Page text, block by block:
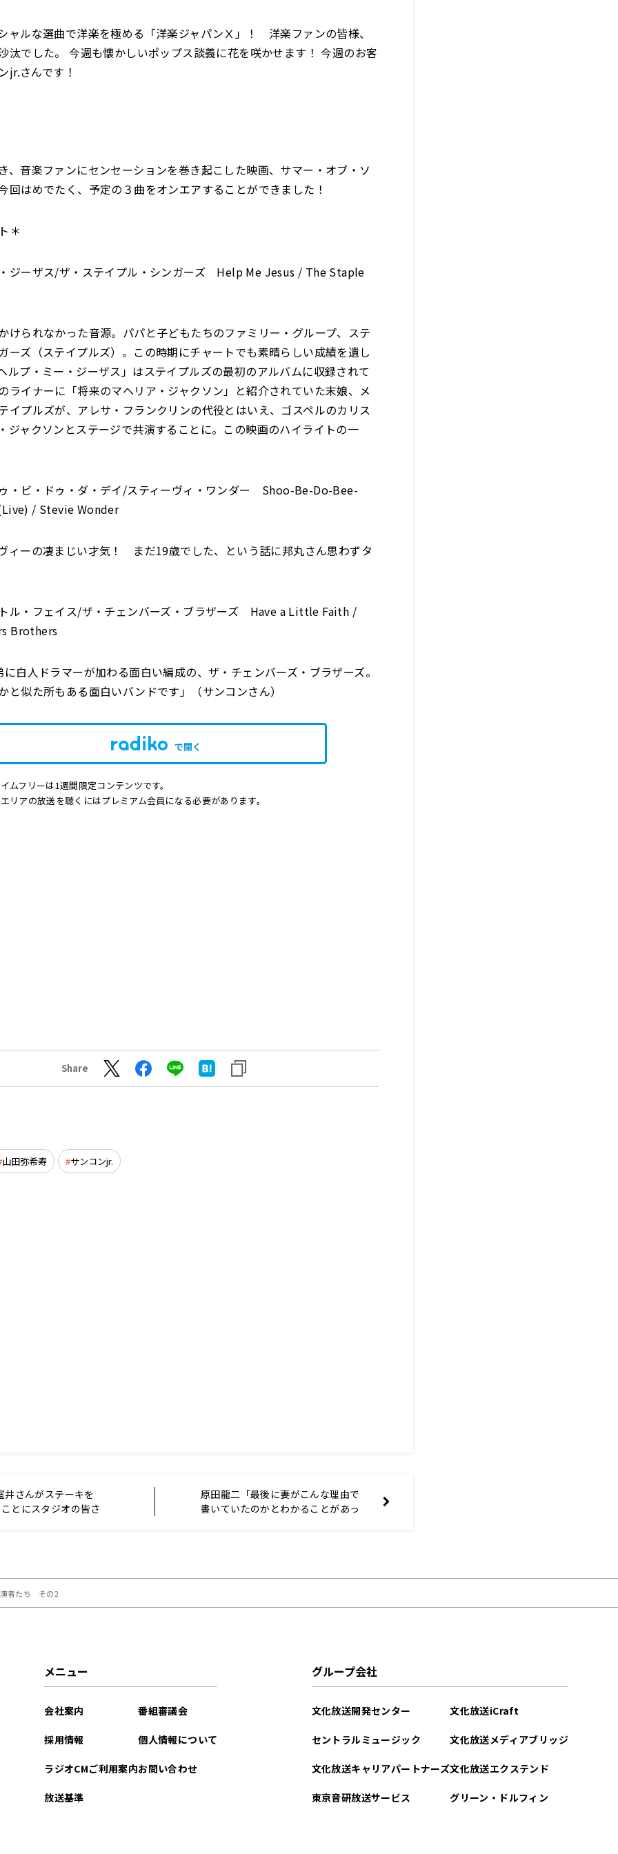
ャルな選曲で洋楽を極める「洋楽ジャパンⅩ」！ 洋楽ファンの皆様、
汰でした。 今週も懐かしいポップス談義に花を咲かせます！ 今週のお客
jr.さんです！
、音楽ファンにセンセーションを巻き起こした映画、サマー・オブ・ソ
回はめでたく、予定の３曲をオンエアすることができました！
＊
ジーザス/ザ・ステイプル・シンガーズ Help Me Jesus / The Staple
けられなかった音源。パパと子どもたちのファミリー・グループ、ステ
ーズ（ステイプルズ）。この時期にチャートでも素晴らしい成績を遺し
ルプ・ミー・ジーザス」はステイプルズの最初のアルバムに収録されて
ライナーに「将来のマヘリア・ジャクソン」と紹介されていた末娘、メ
イプルズが、アレサ・フランクリンの代役とはいえ、ゴスペルのカリス
ジャクソンとステージで共演することに。この映画のハイライトの一
・ビ・ドゥ・ダ・デイ/スティーヴィ・ワンダー Shoo-Be-Do-Bee-
/ Stevie Wonder
ィーの凄まじい才気！ まだ19歳でした、という話に邦丸さん思わずタ
ル・フェイス/ザ・チェンバーズ・ブラザーズ Have a Little Faith /
Brothers
白人ドラマーが加わる面白い編成の、ザ・チェンバーズ・ブラザーズ。
と似た所もある面白いバンドです」（サンコンさん）
で開く
ムフリーは1週間限定コンテンツです。
リアの放送を聴くにはプレミアム会員になる必要があります。
Share
山田弥希寿 サンコンjr.
さんがステーキを
とにスタジオの皆さ
原田龍二「最後に妻がこんな理由で
書いていたのかとわかることがあっ
者たち その2
メニュー
会社案内
採用情報
ラジオCMご利用案内
放送基準
番組審議会
個人情報について
お問い合わせ
グループ会社
文化放送開発センター
セントラルミュージック
文化放送キャリアパートナーズ
東京音研放送サービス
文化放送iCraft
文化放送メディアブリッジ
文化放送エクステンド
グリーン・ドルフィン